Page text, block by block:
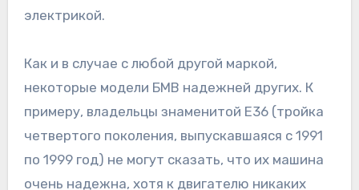
электрикой.
Как и в случае с любой другой маркой,
некоторые модели БМВ надежней других. К
примеру, владельцы знаменитой E36 (тройка
четвертого поколения, выпускавшаяся с 1991
по 1999 год) не могут сказать, что их машина
очень надежна, хотя к двигателю никаких